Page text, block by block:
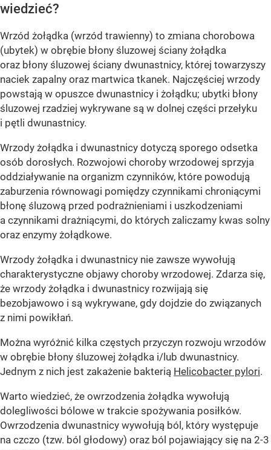
wiedzieć?
Wrzód żołądka (wrzód trawienny) to zmiana chorobowa
(ubytek) w obrębie błony śluzowej ściany żołądka
oraz błony śluzowej ściany dwunastnicy, której towarzyszy
naciek zapalny oraz martwica tkanek. Najczęściej wrzody
powstają w opuszce dwunastnicy i żołądku; ubytki błony
śluzowej rzadziej wykrywane są w dolnej części przełyku
i pętli dwunastnicy.
Wrzody żołądka i dwunastnicy dotyczą sporego odsetka
osób dorosłych. Rozwojowi choroby wrzodowej sprzyja
oddziaływanie na organizm czynników, które powodują
zaburzenia równowagi pomiędzy czynnikami chroniącymi
błonę śluzową przed podrażnieniami i uszkodzeniami
a czynnikami drażniącymi, do których zaliczamy kwas solny
oraz enzymy żołądkowe.
Wrzody żołądka i dwunastnicy nie zawsze wywołują
charakterystyczne objawy choroby wrzodowej. Zdarza się,
że wrzody żołądka i dwunastnicy rozwijają się
bezobjawowo i są wykrywane, gdy dojdzie do związanych
z nimi powikłań.
Można wyróżnić kilka częstych przyczyn rozwoju wrzodów
w obrębie błony śluzowej żołądka i/lub dwunastnicy.
Jednym z nich jest zakażenie bakterią Helicobacter pylori.
Warto wiedzieć, że owrzodzenia żołądka wywołują
dolegliwości bólowe w trakcie spożywania posiłków.
Owrzodzenia dwunastnicy wywołują ból, który występuje
na czczo (tzw. ból głodowy) oraz ból pojawiający się na 2-3